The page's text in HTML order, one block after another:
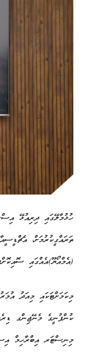
ހުޅުމާލޭގައި ދިރިއުޅޭ
ތަރައްގީކުރުމަށް،
(އެމްއޯޔޫ)އެއްގައި
މިކަމަށްޓަކައި މިއަދު
ކުންފުނީގެ މެނޭޖިންގ
މިނިސްޓަރ އިބްރާހިމް